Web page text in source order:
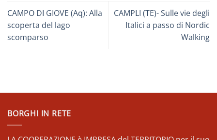
CAMPO DI GIOVE (Aq): Alla
scoperta del lago
scomparso
CAMPLI (TE)- Sulle vie degli
Italici a passo di Nordic
Walking
BORGHI IN RETE